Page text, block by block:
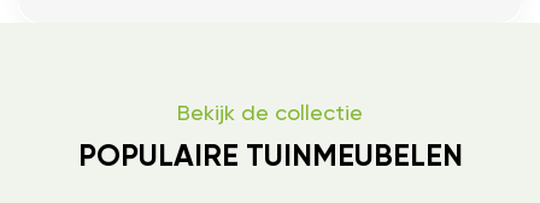
Bekijk de collectie
POPULAIRE TUINMEUBELEN